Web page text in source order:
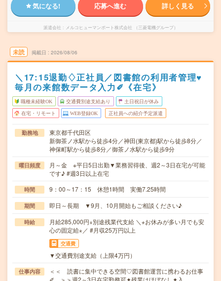
気になる! 応募へ進む 詳しく見る
派遣会社 メルコヒューマンポート株式会社 （三菱電機グループ）
未読 掲載日 2026/08/06
＼17:15退勤♢正社員／図書館の利用者管理♥
毎月の来館数データ入力✐《在宅》
職種未経験OK 交通費別途支給あり 土日祝日が休み
在宅・リモート WEB登録OK 正社員への紹介予定派遣
勤務地
東京都千代田区
新御茶ノ水駅から徒歩4分／神田(東京都)駅から徒歩8分／
神保町駅から徒歩8分／御茶ノ水駅から徒歩9分
曜日頻度
月～金 ※平日5日出勤▼業務習得後、週2～3日在宅が可能
です♪ #週3日以上在宅
時間 9：00～17：15 休憩1時間 実働7.25時間
期間 即日～長期 ▼9月、10月開始もご相談ください♪
時給
月給285,000円+別途残業代支給 ＼⋆お休みが多い月でも安
心の固定給⋆／ #月収25万円以上
交通費
▼交通費別途支給（上限4万円）
仕事内容
＜＜ 読書に集中できる空間♡図書館運営に携わるお仕事
✐ ＞＞週2～3日在宅勤務可✦残業はほぼなし✦入…